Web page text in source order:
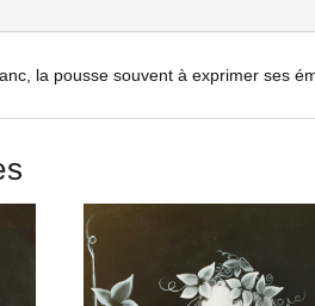
la pousse souvent à exprimer ses